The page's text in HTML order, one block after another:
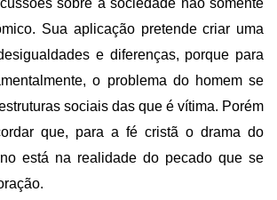
Sua aplicação pretende criar uma
e diferenças, porque para
o problema do homem se
sociais das que é vítima. Porém
que, para a fé cristã o drama do
está na realidade do pecado que se